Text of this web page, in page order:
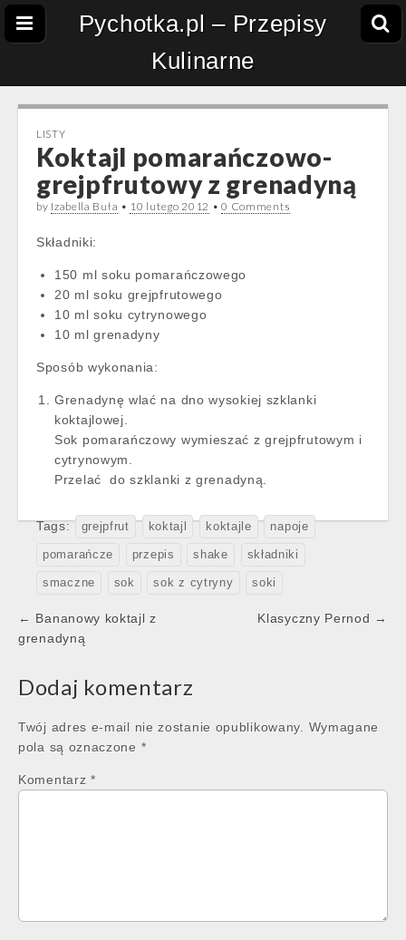
Pychotka.pl – Przepisy
Kulinarne
LISTY
Koktajl pomarańczowo-
grejpfrutowy z grenadyną
by Izabella Buła • 10 lutego 2012 •0 Comments
Składniki:
150 ml soku pomarańczowego
20 ml soku grejpfrutowego
10 ml soku cytrynowego
10 ml grenadyny
Sposób wykonania:
Grenadynę wlać na dno wysokiej szklanki
koktajlowej.
Sok pomarańczowy wymieszać z grejpfrutowym i
cytrynowym.
Przelać do szklanki z grenadyną.
Tags: grejpfrut koktajl koktajle napoje
pomarańcze przepis shake składniki
smaczne sok sok z cytryny soki
Post
navigation
← Bananowy koktajl z
grenadyną
Klasyczny Pernod →
Dodaj komentarz
Twój adres e-mail nie zostanie opublikowany.
Wymagane
pola są oznaczone *
Komentarz *